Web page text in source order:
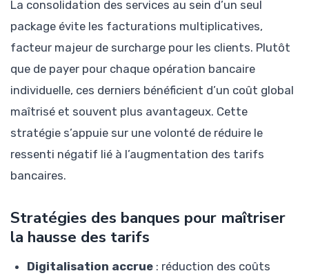
La consolidation des services au sein d’un seul
package évite les facturations multiplicatives,
facteur majeur de surcharge pour les clients. Plutôt
que de payer pour chaque opération bancaire
individuelle, ces derniers bénéficient d’un coût global
maîtrisé et souvent plus avantageux. Cette
stratégie s’appuie sur une volonté de réduire le
ressenti négatif lié à l’augmentation des tarifs
bancaires.
Stratégies des banques pour maîtriser
la hausse des tarifs
Digitalisation accrue : réduction des coûts